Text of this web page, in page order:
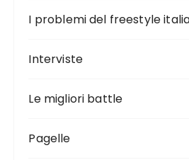
I problemi del freestyle
Interviste
Le migliori battle
Pagelle